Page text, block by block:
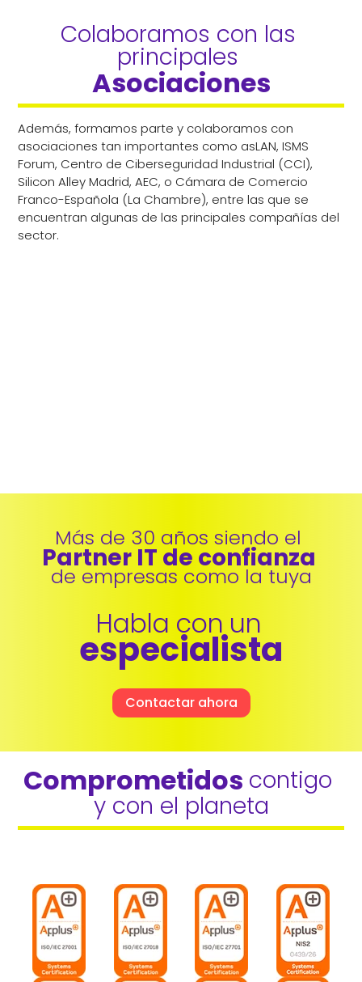
Colaboramos con las
principales
Asociaciones
Además, formamos parte y colaboramos con
asociaciones tan importantes como asLAN, ISMS
Forum, Centro de Ciberseguridad Industrial (CCI),
Silicon Alley Madrid, AEC, o Cámara de Comercio
Franco-Española (La Chambre), entre las que se
encuentran algunas de las principales compañías del
sector.
Más de 30 años siendo el
Partner IT de confianza
de empresas como la tuya
Habla con un
especialista
Contactar ahora
Comprometidos contigo
y con el planeta